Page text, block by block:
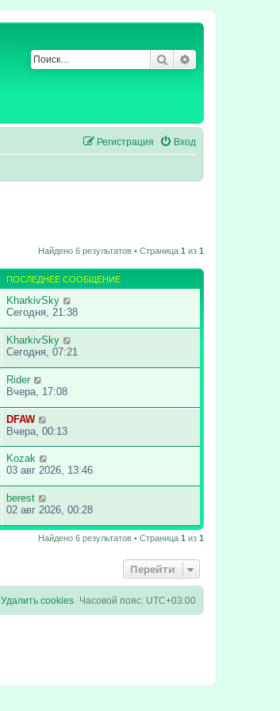
Поиск
Вход
Регистрация
Найдено 6 результатов • Страница 1 из 1
ПОСЛЕДНЕЕ СООБЩЕНИЕ
KharkivSky
Сегодня, 21:38
KharkivSky
Сегодня, 07:21
Rider
Вчера, 17:08
DFAW
Вчера, 00:13
Kozak
03 авг 2026, 13:46
berest
02 авг 2026, 00:28
Найдено 6 результатов • Страница 1 из 1
Перейти
Часовой пояс: UTC+03:00
Удалить cookies